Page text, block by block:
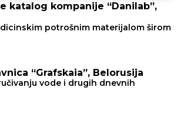
katalog kompanije “Danilab”,
potrošnim materijalom širom
“Grafskaia”, Belorusija
vode i drugih dnevnih